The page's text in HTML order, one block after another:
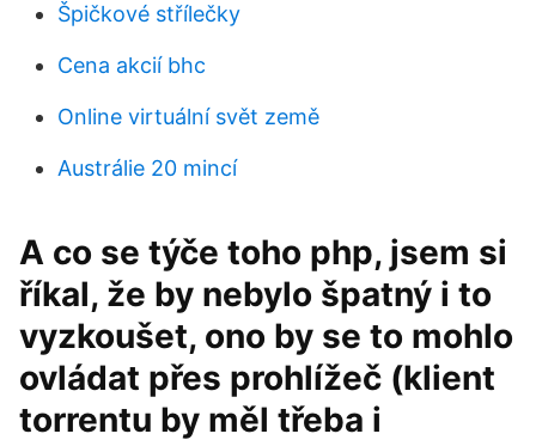
Špičkové střílečky
Cena akcií bhc
Online virtuální svět země
Austrálie 20 mincí
A co se týče toho php, jsem si
říkal, že by nebylo špatný i to
vyzkoušet, ono by se to mohlo
ovládat přes prohlížeč (klient
torrentu by měl třeba i